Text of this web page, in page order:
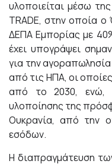
υλοποιείται μέσω
TRADE, στην οποία ο
ΔΕΠΑ Εμπορίας με
έχει υπογράψει
για την
από τις ΗΠΑ, οι
από το 2030, ενώ,
υλοποίησης της
Ουκρανία, από την
εσόδων.
Η διαπραγμάτευση